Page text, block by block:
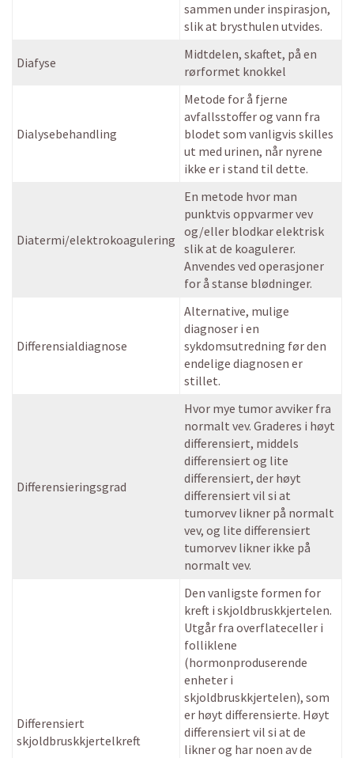
sammen under inspirasjon,
slik at brysthulen utvides.
Diafyse
Midtdelen, skaftet, på en
rørformet knokkel
Dialysebehandling
Metode for å fjerne
avfallsstoffer og vann fra
blodet som vanligvis skilles
ut med urinen, når nyrene
ikke er i stand til dette.
Diatermi/elektrokoagulering
En metode hvor man
punktvis oppvarmer vev
og/eller blodkar elektrisk
slik at de koagulerer.
Anvendes ved operasjoner
for å stanse blødninger.
Differensialdiagnose
Alternative, mulige
diagnoser i en
sykdomsutredning før den
endelige diagnosen er
stillet.
Differensieringsgrad
Hvor mye tumor avviker fra
normalt vev. Graderes i høyt
differensiert, middels
differensiert og lite
differensiert, der høyt
differensiert vil si at
tumorvev likner på normalt
vev, og lite differensiert
tumorvev likner ikke på
normalt vev.
Differensiert
skjoldbruskkjertelkreft
Den vanligste formen for
kreft i skjoldbruskkjertelen.
Utgår fra overflateceller i
folliklene
(hormonproduserende
enheter i
skjoldbruskkjertelen), som
er høyt differensierte. Høyt
differensiert vil si at de
likner og har noen av de